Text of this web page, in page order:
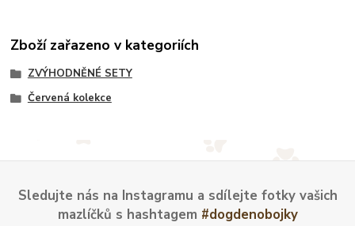
Zboží zařazeno v kategoriích
ZVÝHODNĚNÉ SETY
Červená kolekce
Sledujte nás na Instagramu a sdílejte fotky vašich
mazlíčků s hashtagem #dogdenobojky